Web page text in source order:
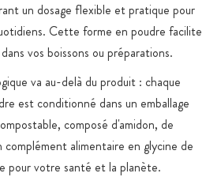
un dosage flexible et pratique pour
Cette forme en poudre facilite
vos boissons ou préparations.
va au-delà du produit : chaque
est conditionné dans un emballage
composé d'amidon, de
alimentaire en glycine de
pour votre santé et la planète.